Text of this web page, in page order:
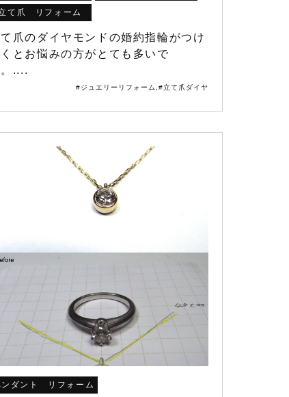
て爪 リフォーム
爪のダイヤモンドの婚約指輪がつけ
とお悩みの方がとても多いで
....
#ジュエリーリフォーム ,#立て爪ダイヤ
ンダント リフォーム